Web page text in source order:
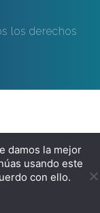
los derechos
damos la mejor
usando este
con ello.